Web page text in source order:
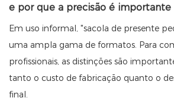
e por que a precisão é importante
Em uso informal, "sacola de presente
uma ampla gama de formatos. Para
profissionais, as distinções são
tanto o custo de fabricação quanto o
final.